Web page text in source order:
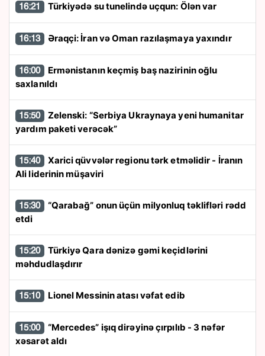
16:21 Türkiyədə su tunelində uçqun: Ölən var
16:13 Əraqçi: İran və Oman razılaşmaya yaxındır
16:00
saxlanıldı
15:50
yardım paketi verəcək”
15:40
Ali liderinin müşaviri
15:30
etdi
15:20
məhdudlaşdırır
15:10 Lionel Messinin atası vəfat edib
15:00
xəsarət aldı